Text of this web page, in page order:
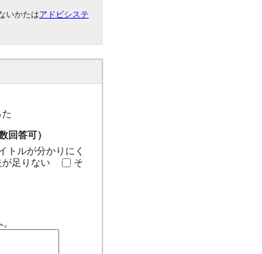
いかたはアドビシステ
回答可）
トルが分かりにく
足りない
そ